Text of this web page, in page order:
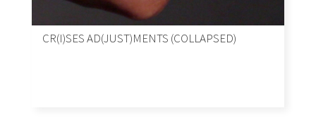
CR(I)SES AD(JUST)MENTS (COLLAPSED)